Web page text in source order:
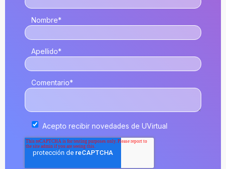
Nombre*
Apellido*
Comentario*
Acepto recibir novedades de UVirtual